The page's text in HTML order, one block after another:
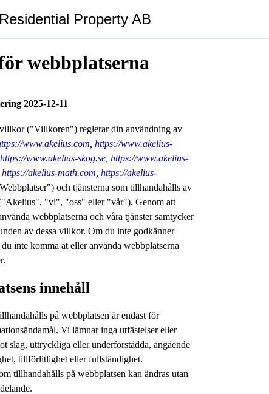
Property AB
webbplatserna
2025-12-11
("Villkoren") reglerar din användning av
www.akelius.com ,https://www.akelius-
,https://www.akelius-skog.se ,https://www.akelius-
,https://akelius-math.com ,https://akelius-
och tjänsterna som tillhandahålls av
"vi", "oss" eller "vår"). Genom att
webbplatserna och våra tjänster samtycker
av dessa villkor. Om du inte godkänner
inte komma åt eller använda webbplatserna
innehåll
på webbplatsen är endast för
Vi lämnar inga utfästelser eller
slag, uttryckliga eller underförstådda, angående
tillförlitlighet eller fullständighet.
tillhandahålls på webbplatsen kan ändras utan